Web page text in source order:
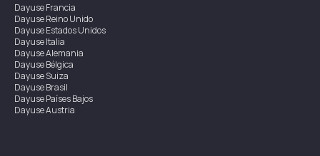
DayuseFrancia
DayuseReino Unido
DayuseEstados Unidos
DayuseItalia
DayuseAlemania
DayuseBélgica
DayuseSuiza
DayuseBrasil
DayusePaíses Bajos
DayuseAustria